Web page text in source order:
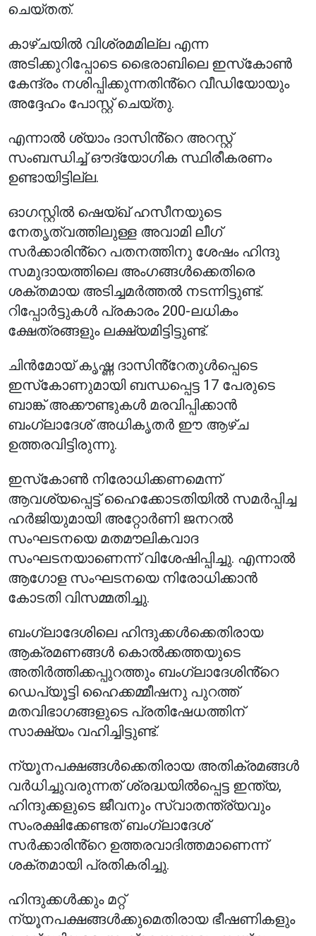
ചെയ്തത്.
കാഴ്ചയിൽ വിശ്രമമില്ല എന്ന
അടിക്കുറിപ്പോടെ ഭൈരാബിലെ ഇസ്‌കോൺ
കേന്ദ്രം നശിപ്പിക്കുന്നതിൻ്റെ വീഡിയോയും
അദ്ദേഹം പോസ്റ്റ് ചെയ്തു.
എന്നാൽ ശ്യാം ദാസിൻ്റെ അറസ്റ്റ്
സംബന്ധിച്ച് ഔദ്യോഗിക സ്ഥിരീകരണം
ഉണ്ടായിട്ടില്ല.
ഓഗസ്റ്റിൽ ഷെയ്ഖ് ഹസീനയുടെ
നേതൃത്വത്തിലുള്ള അവാമി ലീഗ്
സർക്കാരിൻ്റെ പതനത്തിനു ശേഷം ഹിന്ദു
സമുദായത്തിലെ അംഗങ്ങൾക്കെതിരെ
ശക്തമായ അടിച്ചമർത്തൽ നടന്നിട്ടുണ്ട്.
റിപ്പോർട്ടുകൾ പ്രകാരം 200-ലധികം
ക്ഷേത്രങ്ങളും ലക്ഷ്യമിട്ടിട്ടുണ്ട്.
ചിൻമോയ് കൃഷ്ണ ദാസിൻ്റേതുൾപ്പെടെ
ഇസ്‌കോണുമായി ബന്ധപ്പെട്ട 17 പേരുടെ
ബാങ്ക് അക്കൗണ്ടുകൾ മരവിപ്പിക്കാൻ
ബംഗ്ലാദേശ് അധികൃതർ ഈ ആഴ്ച
ഉത്തരവിട്ടിരുന്നു.
ഇസ്‌കോൺ നിരോധിക്കണമെന്ന്
ആവശ്യപ്പെട്ട് ഹൈക്കോടതിയിൽ സമർപ്പിച്ച
ഹർജിയുമായി അറ്റോർണി ജനറൽ
സംഘടനയെ മതമൗലികവാദ
സംഘടനയാണെന്ന് വിശേഷിപ്പിച്ചു. എന്നാൽ
ആഗോള സംഘടനയെ നിരോധിക്കാൻ
കോടതി വിസമ്മതിച്ചു.
ബംഗ്ലാദേശിലെ ഹിന്ദുക്കൾക്കെതിരായ
ആക്രമണങ്ങൾ കൊൽക്കത്തയുടെ
അതിർത്തിക്കപ്പുറത്തും ബംഗ്ലാദേശിൻ്റെ
ഡെപ്യൂട്ടി ഹൈക്കമ്മീഷനു പുറത്ത്
മതവിഭാഗങ്ങളുടെ പ്രതിഷേധത്തിന്
സാക്ഷ്യം വഹിച്ചിട്ടുണ്ട്.
ന്യൂനപക്ഷങ്ങൾക്കെതിരായ അതിക്രമങ്ങൾ
വർധിച്ചുവരുന്നത് ശ്രദ്ധയിൽപ്പെട്ട ഇന്ത്യ,
ഹിന്ദുക്കളുടെ ജീവനും സ്വാതന്ത്ര്യവും
സംരക്ഷിക്കേണ്ടത് ബംഗ്ലാദേശ്
സർക്കാരിൻ്റെ ഉത്തരവാദിത്തമാണെന്ന്
ശക്തമായി പ്രതികരിച്ചു.
ഹിന്ദുക്കൾക്കും മറ്റ്
ന്യൂനപക്ഷങ്ങൾക്കുമെതിരായ ഭീഷണികളും